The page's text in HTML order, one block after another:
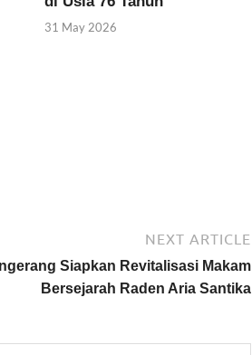
31 May 2026
NEXT ARTICLE
Siapkan Revitalisasi Makam
Bersejarah Raden Aria Santika